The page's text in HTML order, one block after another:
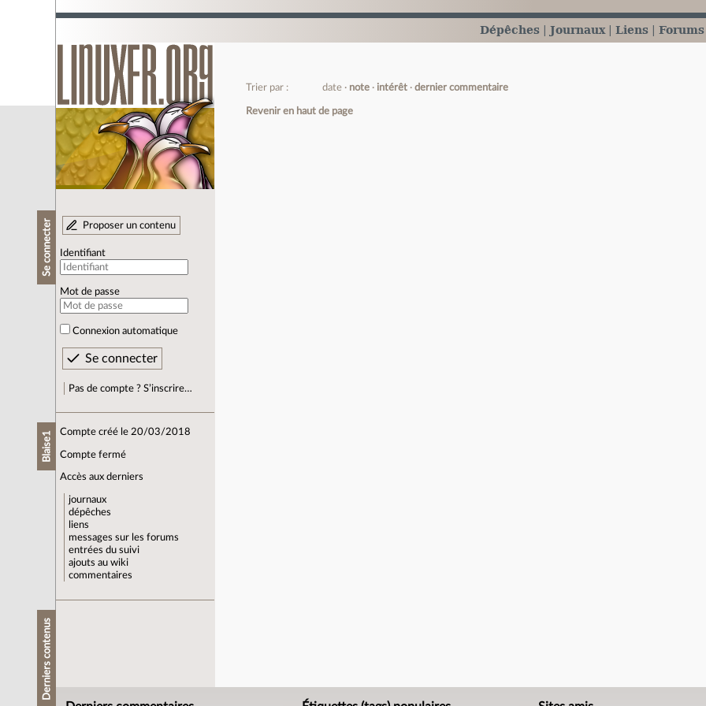
Dépêches Journaux Liens Forums
Se connecter Proposer un contenu
Identifiant
Mot de passe
Connexion automatique
Pas de compte ? S’inscrire…
Blaise1 Compte créé le 20/03/2018
Compte fermé
Accès aux derniers
journaux
dépêches
liens
messages sur les forums
entrées du suivi
ajouts au wiki
commentaires
Derniers contenus
Trier par : date note intérêt dernier commentaire
Revenir en haut de page